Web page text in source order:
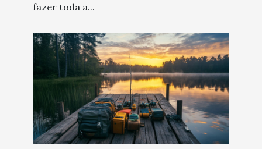
fazer toda a...